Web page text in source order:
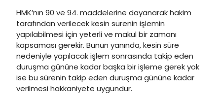
HMK’nın 90 ve 94. maddelerine dayanarak hakim
tarafından verilecek kesin sürenin işlemin
yapılabilmesi için yeterli ve makul bir zamanı
kapsaması gerekir. Bunun yanında, kesin süre
nedeniyle yapılacak işlem sonrasında takip eden
duruşma gününe kadar başka bir işleme gerek yok
ise bu sürenin takip eden duruşma gününe kadar
verilmesi hakkaniyete uygundur.